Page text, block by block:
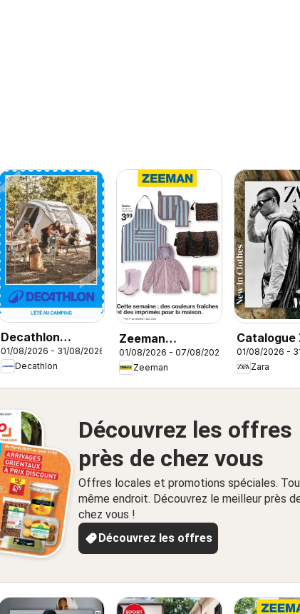
Decathlon
catalogue
01/08/2026 - 31/08/2026
Decathlon
Zeeman
catalogue
01/08/2026 - 07/08/2026
Zeeman
Catalogue
Men
01/08/2026 -
Zara
Découvrez les offres
près de chez vous
Offres locales et promotions spéciales.
même endroit. Découvrez le meilleur près
chez vous !
Découvrez les offres